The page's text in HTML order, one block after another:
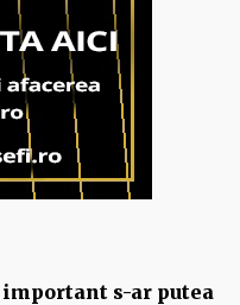
important s-ar putea